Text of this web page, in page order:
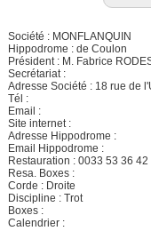
Société : MONFLANQUIN
Hippodrome : de Coulon
Président : M. Fabrice
Secrétariat :
Adresse Société : 18 rue de
Tél :
Email :
Site internet :
Adresse Hippodrome :
Email Hippodrome :
Restauration : 0033 53 36 42
Resa. Boxes :
Corde : Droite
Discipline : Trot
Boxes :
Calendrier :